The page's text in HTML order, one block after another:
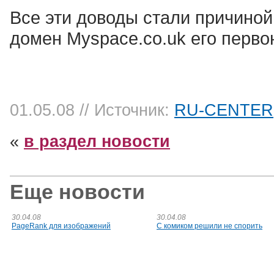
Все эти доводы стали
домен Myspace.co.uk его
01.05.08 // Источник: RU-CENTER
« в раздел новости
Еще новости
30.04.08
PageRank для изображений
30.04.08
С комиком решили не спорить